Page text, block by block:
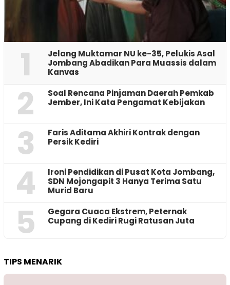
1
Jelang Muktamar NU ke-35, Pelukis Asal
Jombang Abadikan Para Muassis dalam
Kanvas
2
‎Soal Rencana Pinjaman Daerah Pemkab
Jember, Ini Kata Pengamat Kebijakan ‎
3
Faris Aditama Akhiri Kontrak dengan
Persik Kediri
4
Ironi Pendidikan di Pusat Kota Jombang,
SDN Mojongapit 3 Hanya Terima Satu
Murid Baru
5
‎Gegara Cuaca Ekstrem, Peternak
Cupang di Kediri Rugi Ratusan Juta
TIPS MENARIK